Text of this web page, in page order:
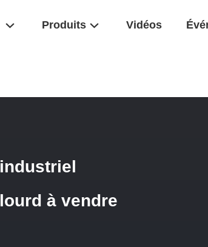
Produits Vidéos
à vendre